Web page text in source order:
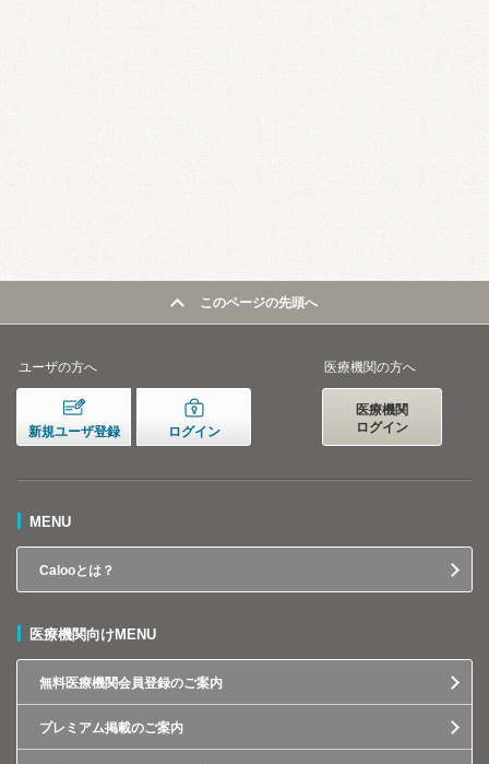
このページの先頭へ
ユーザの方へ
新規ユーザ登録 ログイン
医療機関の方へ
医療機関
ログイン
MENU
Calooとは？
医療機関向けMENU
無料医療機関会員登録のご案内
プレミアム掲載のご案内